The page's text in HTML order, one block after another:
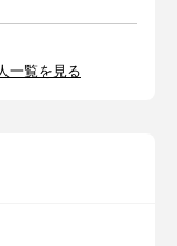
一覧を見る